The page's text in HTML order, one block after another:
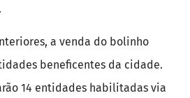
a venda do bolinho
beneficentes da cidade.
14 entidades habilitadas via